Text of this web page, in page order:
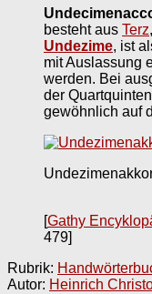
besteht aus Terz,
Undezime, ist
mit Auslassung
werden. Bei
der
gewöhnlich auf
[Gathy
479]
Rubrik:
Autor: Heinrich